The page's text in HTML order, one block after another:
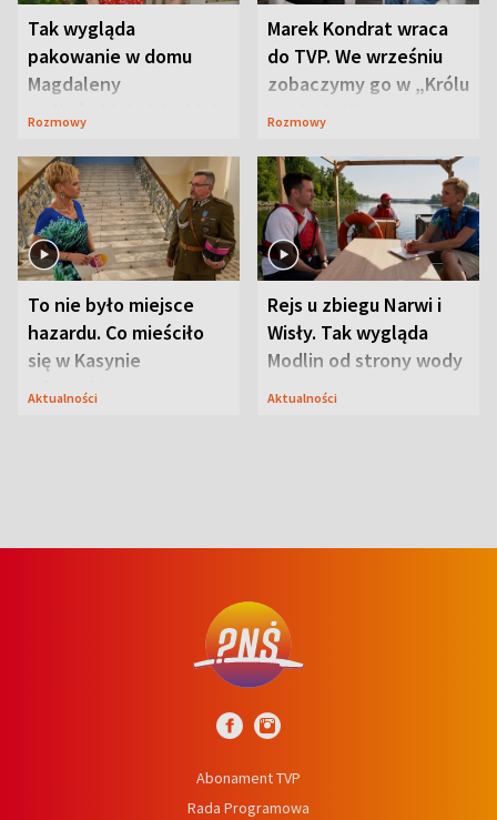
Tak wygląda
pakowanie w domu
Magdaleny
Waligórskiej-Lisieckiej.
Rozmowy
Marek Kondrat wraca
do TVP. We wrześniu
zobaczymy go w „Królu
Maciusiu I”
Rozmowy
To nie było miejsce
hazardu. Co mieściło
się w Kasynie
Oficerskim?
Aktualności
Rejs u zbiegu Narwi i
Wisły. Tak wygląda
Modlin od strony wody
Aktualności
Abonament TVP
Rada Programowa